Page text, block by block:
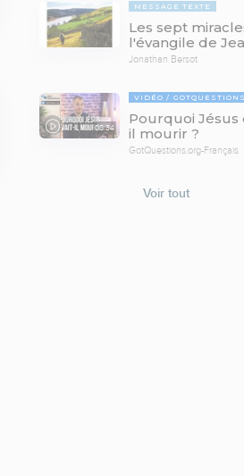
MESSAGE TEXTE
Les sept
l'évangile de
Jonathan Bersot
08:34
VIDÉO
Pourquoi Jésus
il mourir ?
GotQuestions.org-Français
Voir tout